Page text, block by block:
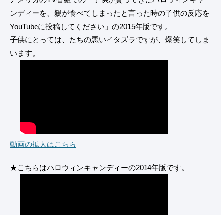
ンディーを、親が食べてしまったと言った時の子供の反応を
YouTubeに投稿してください」の2015年版です。
子供にとっては、たちの悪いイタズラですが、爆笑してしま
います。
動画の拡大はこちら
★こちらはハロウィンキャンディーの2014年版です。